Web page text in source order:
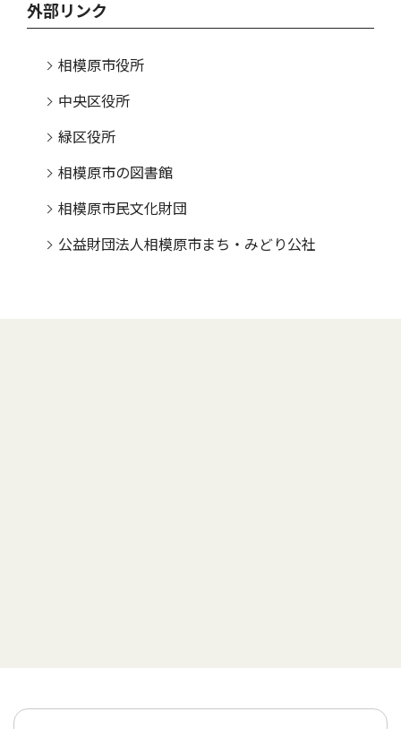
外部リンク
相模原市役所
中央区役所
緑区役所
相模原市の図書館
相模原市民文化財団
公益財団法人相模原市まち・みどり公社